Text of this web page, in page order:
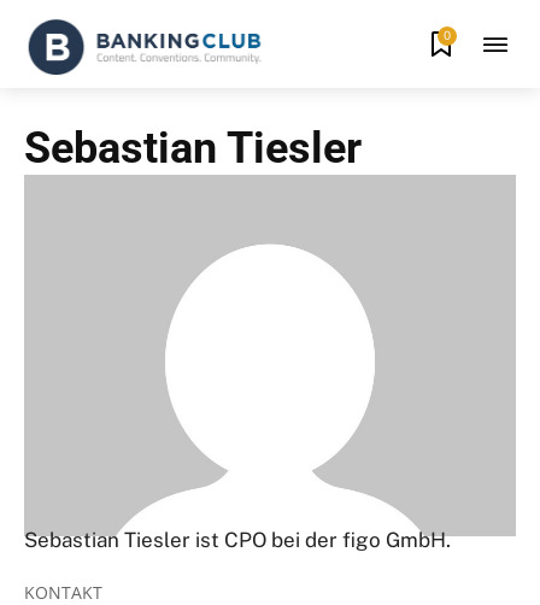
0
Sebastian Tiesler
Sebastian Tiesler ist CPO bei der figo GmbH.
KONTAKT